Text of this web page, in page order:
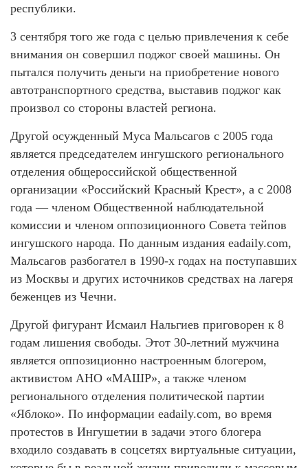
республики.
3 сентября того же года с целью привлечения к себе
внимания он совершил поджог своей машины. Он
пытался получить деньги на приобретение нового
автотранспортного средства, выставив поджог как
произвол со стороны властей региона.
Другой осужденный Муса Мальсагов с 2005 года
является председателем ингушского регионального
отделения общероссийской общественной
организации «Российский Красный Крест», а с 2008
года — членом Общественной наблюдательной
комиссии и членом оппозиционного Совета тейпов
ингушского народа. По данным издания eadaily.com,
Мальсагов разбогател в 1990-х годах на поступавших
из Москвы и других источников средствах на лагеря
беженцев из Чечни.
Другой фигурант Исмаил Нальгиев приговорен к 8
годам лишения свободы. Этот 30-летний мужчина
является оппозиционно настроенным блогером,
активистом АНО «МАШР», а также членом
регионального отделения политической партии
«Яблоко». По информации eadaily.com, во время
протестов в Ингушетии в задачи этого блогера
входило создавать в соцсетях виртуальные ситуации,